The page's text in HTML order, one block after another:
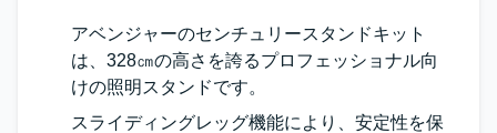
アベンジャーのセンチュリースタンドキット
は、328㎝の高さを誇るプロフェッショナル向
けの照明スタンドです。
スライディングレッグ機能により、安定性を保